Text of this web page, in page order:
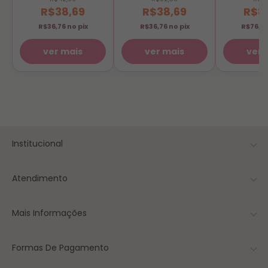
(Pronta Entrega)
R$38,69
R$36,76no pix
ver mais
R$38,69
R$36,76no pix
ver mais ver
Institucional
Atendimento
Mais Informações
Formas De Pagamento